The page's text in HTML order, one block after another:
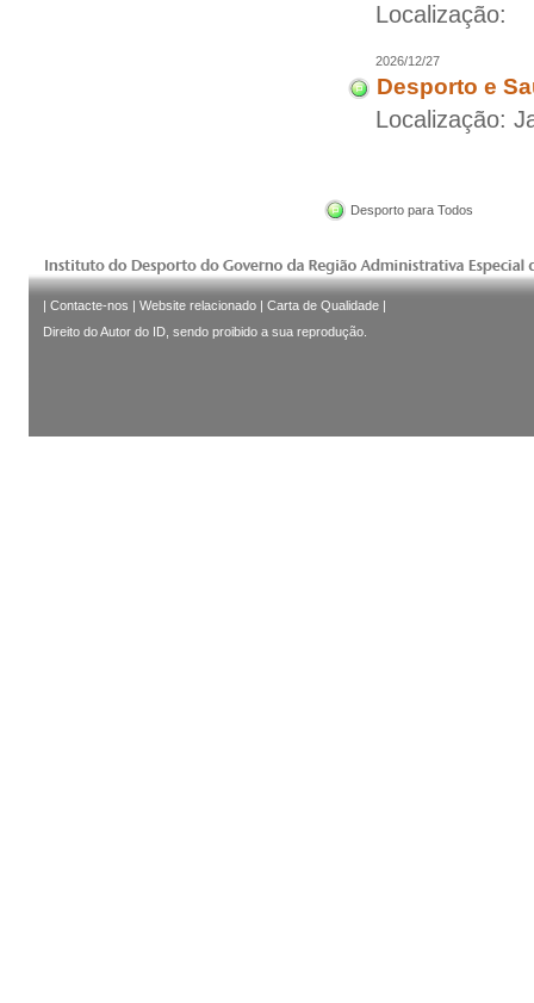
Localização:
2026/12/27
Desporto e
Localização:
Desporto para Todos
Contacte-nos Website relacionado Carta de Qualidade
Direito do Autor do ID, sendo proibido a sua reprodução.